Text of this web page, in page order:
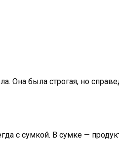
Она была строгая, но
с сумкой. В сумке —